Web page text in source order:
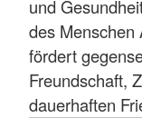
und
des Menschen
fördert
Freundschaft,
dauerhaften